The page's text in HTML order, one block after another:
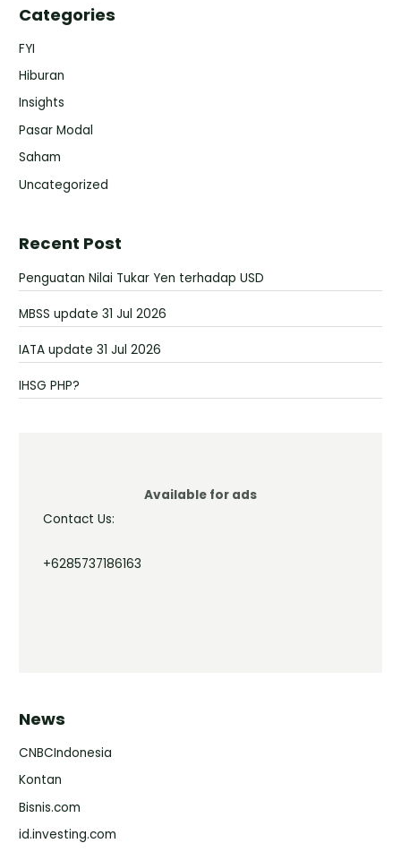
Categories
FYI
Hiburan
Insights
Pasar Modal
Saham
Uncategorized
Recent Post
Penguatan Nilai Tukar Yen terhadap USD
MBSS update 31 Jul 2026
IATA update 31 Jul 2026
IHSG PHP?
Available for ads
Contact Us:
+6285737186163
News
CNBCIndonesia
Kontan
Bisnis.com
id.investing.com